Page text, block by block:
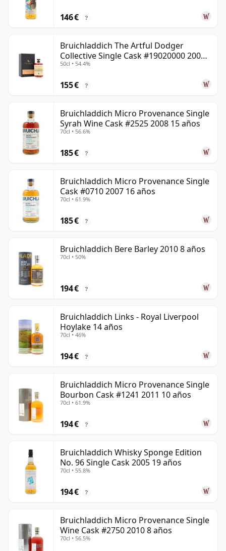
146 €
?
Bruichladdich The Artful Dodger
Collective Single Cask #19020000 2001
22 años
50cl • 54.4%
155 € ?
Bruichladdich Micro Provenance Single
Syrah Wine Cask #2525 2008 15 años
70cl • 56.6%
185 € ?
Bruichladdich Micro Provenance Single
Cask #0710 2007 16 años
70cl • 61.9%
185 € ?
Bruichladdich Bere Barley 2010 8 años
70cl • 50%
194 € ?
Bruichladdich Links - Royal Liverpool
Hoylake 14 años
70cl • 46%
194 € ?
Bruichladdich Micro Provenance Single
Bourbon Cask #1241 2011 10 años
70cl • 61.9%
194 € ?
Bruichladdich Whisky Sponge Edition
No. 96 Single Cask 2005 19 años
70cl • 55.8%
194 € ?
Bruichladdich Micro Provenance Single
Wine Cask #2750 2010 8 años
70cl • 56.5%